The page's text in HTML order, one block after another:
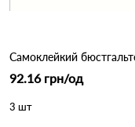
92.16 грн/од
3 шт